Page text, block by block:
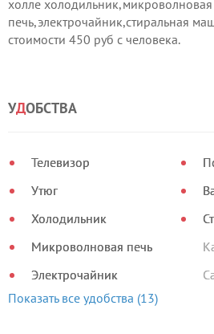
холле холодильник,микроволновая
печь,электрочайник,стиральная
стоимости 450 руб с человека.
УДОБСТВА
Телевизор
Утюг
Холодильник
Микроволновая печь
Электрочайник
Показать все удобства (13)